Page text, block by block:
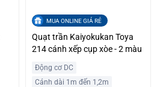
MUA ONLINE GIÁ RẺ
Quạt trần Kaiyokukan Toya
214 cánh xếp cụp xòe - 2 màu
Động cơ DC
Cánh dài 1m đến 1,2m